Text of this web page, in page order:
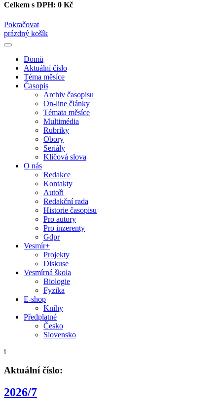
Celkem s DPH: 0 Kč
Pokračovat
prázdný košík
Domů
Aktuální číslo
Téma měsíce
Časopis
Archiv časopisu
On-line články
Témata měsíce
Multimédia
Rubriky
Obory
Seriály
Klíčová slova
O nás
Redakce
Kontakty
Autoři
Redakční rada
Historie časopisu
Pro autory
Pro inzerenty
Gdpr
Vesmír+
Projekty
Diskuse
Vesmírná škola
Biologie
Fyzika
E-shop
Knihy
Předplatné
Česko
Slovensko
i
Aktuální číslo:
2026/7